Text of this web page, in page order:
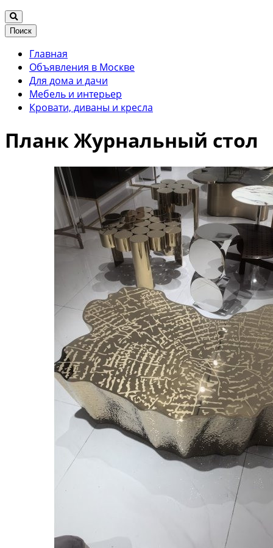
Поиск
Главная
Объявления в Москве
Для дома и дачи
Мебель и интерьер
Кровати, диваны и кресла
Планк Журнальный стол